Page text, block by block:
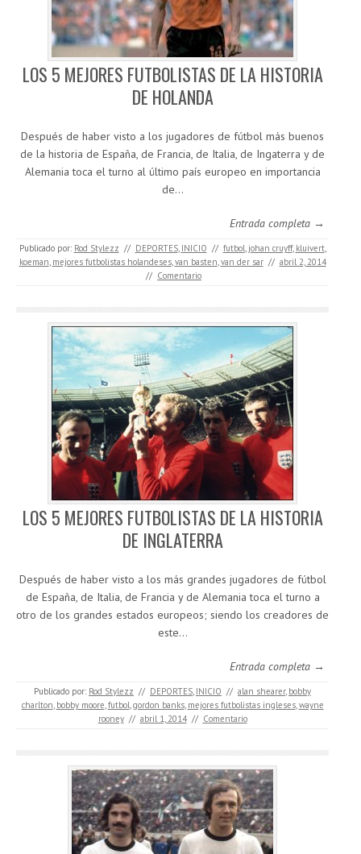
LOS 5 MEJORES FUTBOLISTAS DE LA HISTORIA
DE HOLANDA
Después de haber visto a los jugadores de fútbol más buenos
de la historia de España, de Francia, de Italia, de Ingaterra y de
Alemania toca el turno al último país europeo en importancia
de…
Entrada completa →
Publicado por: Rod Stylezz // DEPORTES, INICIO // futbol, johan cruyff, kluivert,
koeman, mejores futbolistas holandeses,van basten,van der sar // abril 2, 2014
// Comentario
LOS 5 MEJORES FUTBOLISTAS DE LA HISTORIA
DE INGLATERRA
Después de haber visto a los más grandes jugadores de fútbol
de España, de Italia, de Francia y de Alemania toca el turno a
otro de los grandes estados europeos; siendo los creadores de
este…
Entrada completa →
Publicado por: Rod Stylezz // DEPORTES, INICIO // alan shearer, bobby
charlton, bobby moore,futbol,gordon banks, mejores futbolistas ingleses,wayne
rooney // abril 1, 2014 // Comentario